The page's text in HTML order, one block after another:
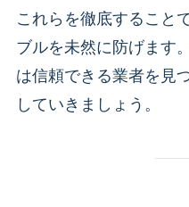
これらを徹底すること
ブルを未然に防げます
は信頼できる業者を見
していきましょう。